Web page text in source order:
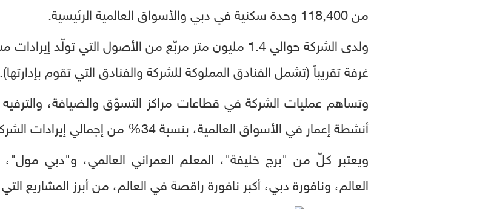
من 118,400 وحدة سكنية في دبي والأسواق العالمية الرئيسية.
غرفة تقريباً (تشمل الفنادق المملوكة للشركة والفنادق التي تقوم بإدارتها).
وتساهم عمليات الشركة في قطاعات مراكز التسوّق والضيافة، والترفيه
أنشطة إعمار في الأسواق العالمية، بنسبة 34% من إجمالي إيرادات الشركة.
ويعتبر كلّ من "برج خليفة"، المعلم العمراني العالمي، و"دبي مول"،
العالم، ونافورة دبي، أكبر نافورة راقصة في العالم، من أبرز المشاريع